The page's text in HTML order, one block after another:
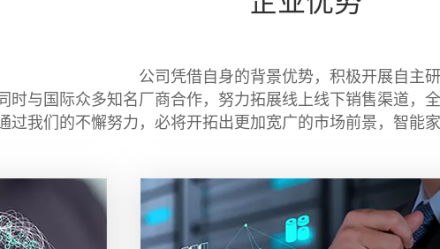
公司凭借自身的背景优势，积极开展自主研
时与国际众多知名厂商合作，努力拓展线上线下销售渠道，
过我们的不懈努力，必将开拓出更加宽广的市场前景，智能